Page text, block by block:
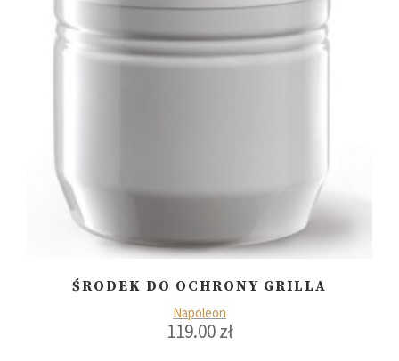
ŚRODEK DO OCHRONY GRILLA
Napoleon
119.00zł